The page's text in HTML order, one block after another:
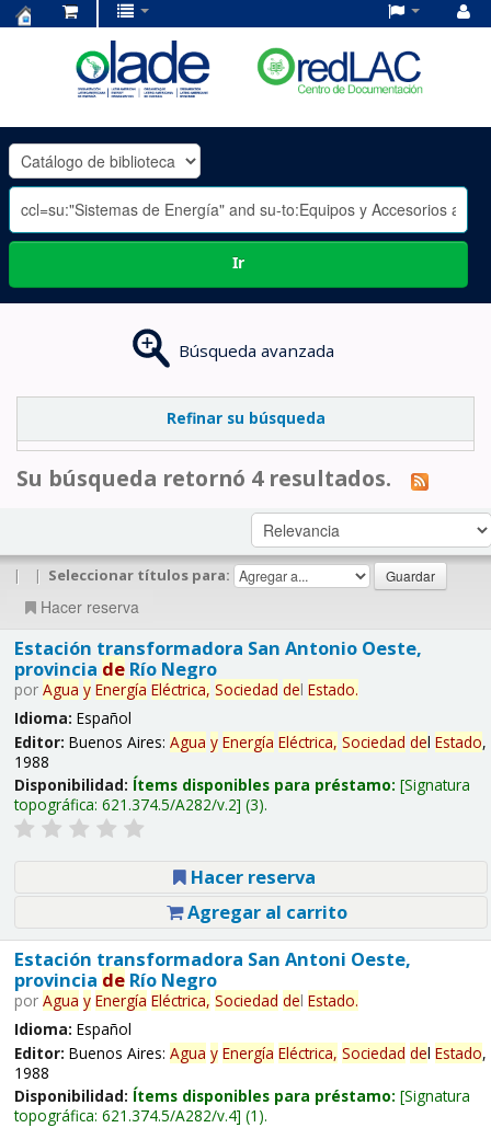
OLADE
-
Ir
Búsqueda avanzada
Refinar su búsqueda
Su búsqueda retornó 4 resultados.
| | Seleccionar títulos para:
Hacer reserva
Estación transformadora San Antonio Oeste,
provincia deRío Negro
por Agua y Energía Eléctrica, Sociedad del Estado.
Idioma: Español
Editor: Buenos Aires: Agua y Energía Eléctrica, Sociedad del Estado,
1988
Disponibilidad: Ítems disponibles para préstamo: Signatura
topográfica: 621.374.5/A282/v.2 (3).
Hacer reserva
Agregar al carrito
Estación transformadora San Antoni Oeste,
provincia deRío Negro
por Agua y Energía Eléctrica, Sociedad del Estado.
Idioma: Español
Editor: Buenos Aires: Agua y Energía Eléctrica, Sociedad del Estado,
1988
Disponibilidad: Ítems disponibles para préstamo: Signatura
topográfica: 621.374.5/A282/v.4 (1).